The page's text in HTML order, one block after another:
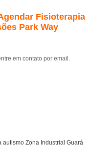
Fisioterapia
Park Way
em contato por email.
Zona Industrial Guará